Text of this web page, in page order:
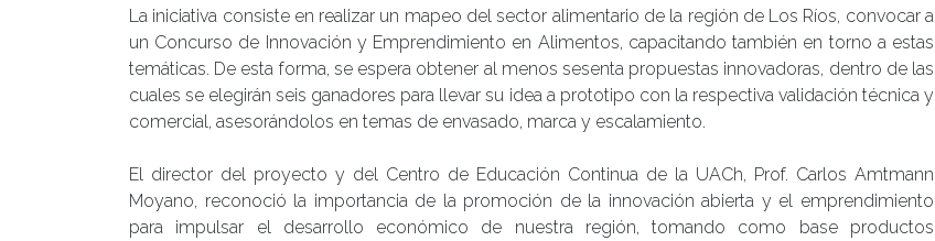
La iniciativa consiste en realizar un mapeo del sector alimentario de la región de Los Ríos, convocar a
un Concurso de Innovación y Emprendimiento en Alimentos, capacitando también en torno a estas
temáticas. De esta forma, se espera obtener al menos sesenta propuestas innovadoras, dentro de las
cuales se elegirán seis ganadores para llevar su idea a prototipo con la respectiva validación técnica y
comercial, asesorándolos en temas de envasado, marca y escalamiento.
El director del proyecto y del Centro de Educación Continua de la UACh, Prof. Carlos Amtmann
Moyano, reconoció la importancia de la promoción de la innovación abierta y el emprendimiento
para impulsar el desarrollo económico de nuestra región, tomando como base productos